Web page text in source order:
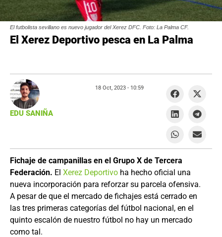
El futbolista sevillano es nuevo jugador del Xerez DFC. Foto: La Palma CF.
El Xerez Deportivo pesca en La Palma
Fichaje de campanillas en el Grupo X de Tercera
Federación. El Xerez Deportivo ha hecho oficial una
nueva incorporación para reforzar su parcela ofensiva.
A pesar de que el mercado de fichajes está cerrado en
las tres primeras categorías del fútbol nacional, en el
quinto escalón de nuestro fútbol no hay un mercado
como tal.
EDU SANIÑA
18 Oct, 2023 - 10:59